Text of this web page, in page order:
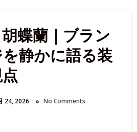
蝶蘭｜ブラン
静かに語る装
24, 2026 No Comments